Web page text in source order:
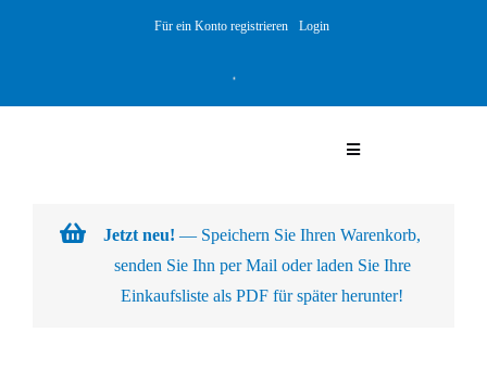
Für ein Konto registrieren Login
Toggle
Jetzt neu! — Speichern Sie Ihren Warenkorb,
senden Sie Ihn per Mail oder laden Sie Ihre
Einkaufsliste als PDF für später herunter!